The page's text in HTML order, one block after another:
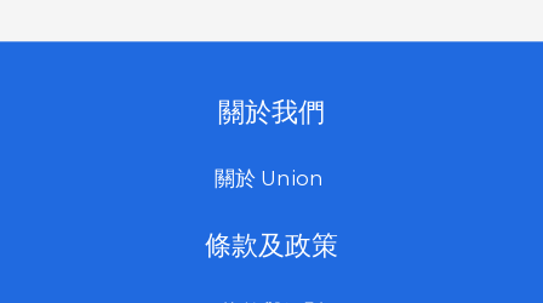
關於我們
關於 Union
條款及政策